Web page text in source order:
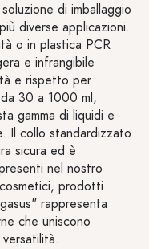
di imballaggio
diverse applicazioni.
o in plastica PCR
e infrangibile
e rispetto per
30 a 1000 ml,
gamma di liquidi e
Il collo standardizzato
sicura ed è
nel nostro
prodotti
rappresenta
che uniscono